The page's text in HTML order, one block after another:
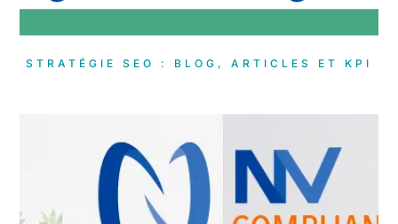
STRATÉGIE SEO : BLOG, ARTICLES ET KPI